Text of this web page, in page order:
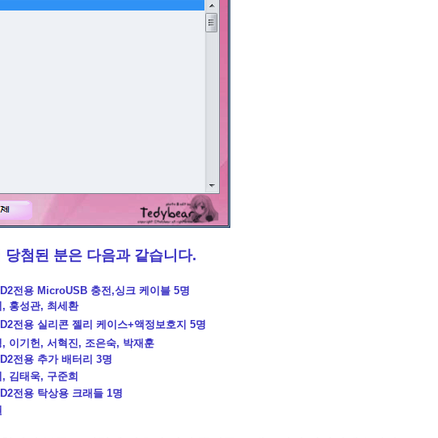
당첨된 분은 다음과 같습니다.
전용 MicroUSB 충전,싱크 케이블 5명
홍성관, 최세환
전용 실리콘 젤리 케이스+액정보호지 5명
이기헌, 서혁진, 조은숙, 박재훈
전용 추가 배터리 3명
김태욱, 구준희
전용 탁상용 크래들 1명